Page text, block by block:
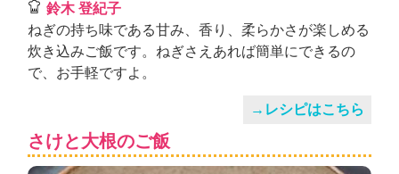
鈴木 登紀子
ねぎの持ち味である甘み、香り、柔らかさが楽しめる
炊き込みご飯です。ねぎさえあれば簡単にできるの
で、お手軽ですよ。
→レシピはこちら
さけと大根のご飯